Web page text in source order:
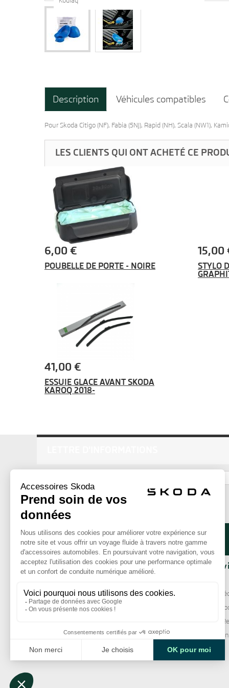
Description Véhicules compatibles
Pour Skoda Citigo (NF), Fabia (5NJ), Rapid (NH), Scala (NW1),
LES CLIENTS QUI ONT ACHETÉ CE
6,00 €
POUBELLE DE PORTE - NOIRE
15,00
STYLO
41,00 €
ESSUIE GLACE AVANT SKODA
KAROQ 2018-
ok
La Boutique
Comment commander ?
Mentions légales
Nos
Paiement
Garantie
Échange /
Services